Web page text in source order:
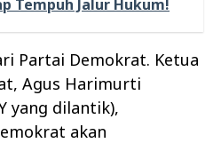
Tempuh Jalur Hukum!
Partai Demokrat. Ketua
Agus Harimurti
yang dilantik),
akan